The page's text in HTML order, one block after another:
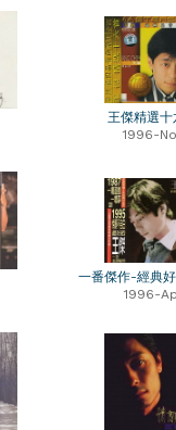
王傑精選十
1996-
一番傑作-經典
1996-